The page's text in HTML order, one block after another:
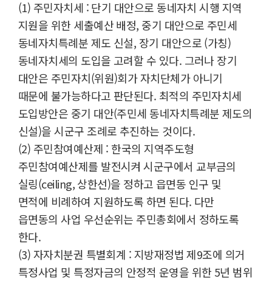
(1) 주민자치세 : 단기 대안으로 동네자치 시행 지역
지원을 위한 세출예산 배정, 중기 대안으로 주민세
동네자치특례분 제도 신설, 장기 대안으로 (가칭)
동네자치세의 도입을 고려할 수 있다. 그러나 장기
대안은 주민자치(위원)회가 자치단체가 아니기
때문에 불가능하다고 판단된다. 최적의 주민자치세
도입방안은 중기 대안(주민세 동네자치특례분 제도의
신설)을 시군구 조례로 추진하는 것이다.
(2) 주민참여예산제 : 한국의 지역주도형
주민참여예산제를 발전시켜 시군구에서 교부금의
실링(ceiling, 상한선)을 정하고 읍면동 인구 및
면적에 비례하여 지원하도록 하면 된다. 다만
읍면동의 사업 우선순위는 주민총회에서 정하도록
한다.
(3) 자자치분권 특별회계 : 지방재정법 제9조에 의거
특정사업 및 특정자금의 안정적 운영을 위한 5년 범위